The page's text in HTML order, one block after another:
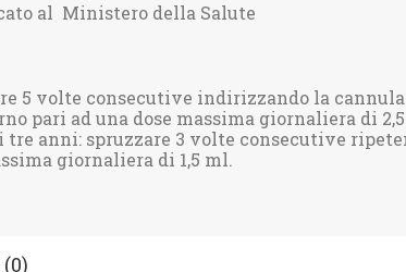
al Ministero della Salute
5 volte consecutive indirizzando la
pari ad una dose massima giornaliera di
tre anni: spruzzare 3 volte consecutive
giornaliera di 1,5 ml.